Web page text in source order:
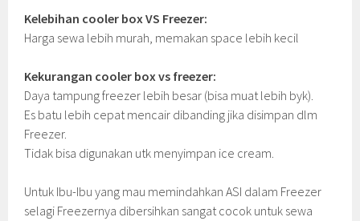
Kelebihan cooler box VS Freezer:
Harga sewa lebih murah, memakan space lebih kecil
Kekurangan cooler box vs freezer:
Daya tampung freezer lebih besar (bisa muat lebih byk).
Es batu lebih cepat mencair dibanding jika disimpan dlm
Freezer.
Tidak bisa digunakan utk menyimpan ice cream.
Untuk Ibu-Ibu yang mau memindahkan ASI dalam Freezer
selagi Freezernya dibersihkan sangat cocok untuk sewa